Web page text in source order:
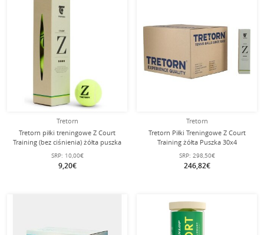
Tretorn
Tretorn piłki treningowe Z Court
Training (bez ciśnienia) żółta puszka
4 szt.
SRP: 10,00€
9,20€
Tretorn
Tretorn Piłki Treningowe Z Court
Training żółta Puszka 30x4
SRP: 298,50€
246,82€